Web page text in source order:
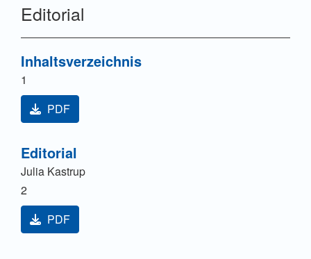
Editorial
Inhaltsverzeichnis
1
PDF
Editorial
Julia Kastrup
2
PDF